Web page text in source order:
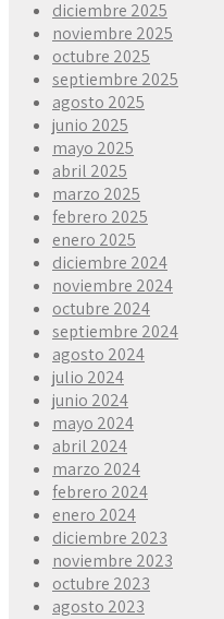
diciembre 2025
noviembre 2025
octubre 2025
septiembre 2025
agosto 2025
junio 2025
mayo 2025
abril 2025
marzo 2025
febrero 2025
enero 2025
diciembre 2024
noviembre 2024
octubre 2024
septiembre 2024
agosto 2024
julio 2024
junio 2024
mayo 2024
abril 2024
marzo 2024
febrero 2024
enero 2024
diciembre 2023
noviembre 2023
octubre 2023
agosto 2023